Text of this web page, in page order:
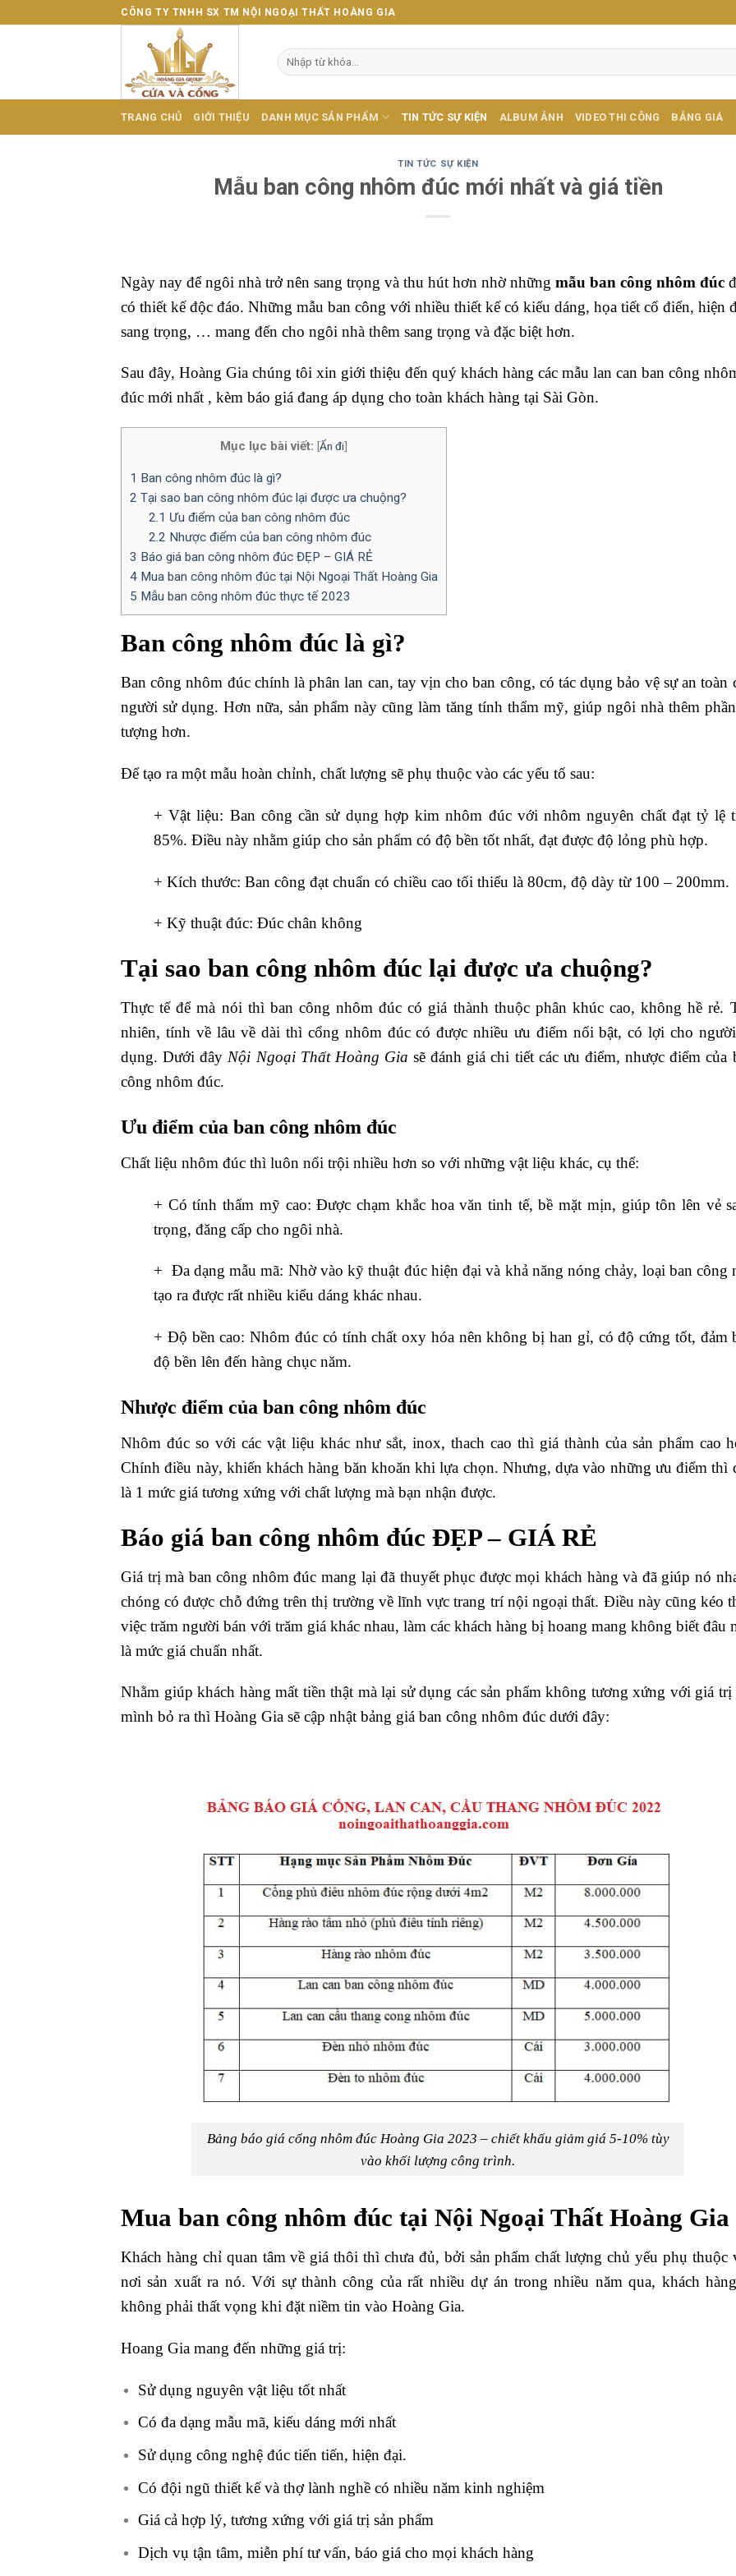
to
CÔNG TY TNHH SX TM NỘI NGOẠI THẤT HOÀNG GIA
Tìm
kiếm:
TRANG CHỦ GIỚI THIỆU DANH MỤC SẢN PHẨM TIN TỨC SỰ KIỆN ALBUM ẢNH VIDEO THI CÔNG BẢNG GIÁ
TIN TỨC SỰ KIỆN
Mẫu ban công nhôm đúc mới nhất và giá tiền
Ngày nay để ngôi nhà trở nên sang trọng và thu hút hơn nhờ những mẫu ban công nhôm đúc
có thiết kế độc đáo. Những mẫu ban công với nhiều thiết kế có kiểu dáng, họa tiết cổ điển, hiện
sang trọng, … mang đến cho ngôi nhà thêm sang trọng và đặc biệt hơn.
Sau đây, Hoàng Gia chúng tôi xin giới thiệu đến quý khách hàng các mẫu lan can ban công
đúc mới nhất , kèm báo giá đang áp dụng cho toàn khách hàng tại Sài Gòn.
Mục lục bài viết: [Ẩn đi]
1 Ban công nhôm đúc là gì?
2 Tại sao ban công nhôm đúc lại được ưa chuộng?
2.1 Ưu điểm của ban công nhôm đúc
2.2 Nhược điểm của ban công nhôm đúc
3 Báo giá ban công nhôm đúc ĐẸP – GIÁ RẺ
4 Mua ban công nhôm đúc tại Nội Ngoại Thất Hoàng Gia
5 Mẫu ban công nhôm đúc thực tế 2023
Ban công nhôm đúc là gì?
Ban công nhôm đúc chính là phân lan can, tay vịn cho ban công, có tác dụng bảo vệ sự an toàn
người sử dụng. Hơn nữa, sản phẩm này cũng làm tăng tính thẩm mỹ, giúp ngôi nhà thêm
tượng hơn.
Để tạo ra một mẫu hoàn chỉnh, chất lượng sẽ phụ thuộc vào các yếu tố sau:
+ Vật liệu: Ban công cần sử dụng hợp kim nhôm đúc với nhôm nguyên chất đạt tỷ lệ
85%. Điều này nhằm giúp cho sản phẩm có độ bền tốt nhất, đạt được độ lỏng phù hợp.
+ Kích thước: Ban công đạt chuẩn có chiều cao tối thiểu là 80cm, độ dày từ 100 – 200mm.
+ Kỹ thuật đúc: Đúc chân không
Tại sao ban công nhôm đúc lại được ưa chuộng?
Thực tế để mà nói thì ban công nhôm đúc có giá thành thuộc phân khúc cao, không hề rẻ.
nhiên, tính về lâu về dài thì cổng nhôm đúc có được nhiều ưu điểm nổi bật, có lợi cho
dụng. Dưới đây Nội Ngoại Thất Hoàng Gia sẽ đánh giá chi tiết các ưu điểm, nhược điểm của
công nhôm đúc.
Ưu điểm của ban công nhôm đúc
Chất liệu nhôm đúc thì luôn nổi trội nhiều hơn so với những vật liệu khác, cụ thể:
+ Có tính thẩm mỹ cao: Được chạm khắc hoa văn tinh tế, bề mặt mịn, giúp tôn lên vẻ
trọng, đăng cấp cho ngôi nhà.
+ Đa dạng mẫu mã: Nhờ vào kỹ thuật đúc hiện đại và khả năng nóng chảy, loại ban công
tạo ra được rất nhiều kiểu dáng khác nhau.
+ Độ bền cao: Nhôm đúc có tính chất oxy hóa nên không bị han gỉ, có độ cứng tốt, đảm
độ bền lên đến hàng chục năm.
Nhược điểm của ban công nhôm đúc
Nhôm đúc so với các vật liệu khác như sắt, inox, thach cao thì giá thành của sản phẩm cao
Chính điều này, khiến khách hàng băn khoăn khi lựa chọn. Nhưng, dựa vào những ưu điểm thì
là 1 mức giá tương xứng với chất lượng mà bạn nhận được.
Báo giá ban công nhôm đúc ĐẸP – GIÁ RẺ
Giá trị mà ban công nhôm đúc mang lại đã thuyết phục được mọi khách hàng và đã giúp nó
chóng có được chỗ đứng trên thị trường về lĩnh vực trang trí nội ngoại thất. Điều này cũng kéo
việc trăm người bán với trăm giá khác nhau, làm các khách hàng bị hoang mang không biết đâu
là mức giá chuẩn nhất.
Nhằm giúp khách hàng mất tiền thật mà lại sử dụng các sản phẩm không tương xứng với giá trị
mình bỏ ra thì Hoàng Gia sẽ cập nhật bảng giá ban công nhôm đúc dưới đây:
Bảng báo giá cổng nhôm đúc Hoàng Gia 2023 – chiết khấu giảm giá 5-10% tùy
vào khối lượng công trình.
Mua ban công nhôm đúc tại Nội Ngoại Thất Hoàng Gia
Khách hàng chỉ quan tâm về giá thôi thì chưa đủ, bởi sản phẩm chất lượng chủ yếu phụ thuộc
nơi sản xuất ra nó. Với sự thành công của rất nhiều dự án trong nhiều năm qua, khách
không phải thất vọng khi đặt niềm tin vào Hoàng Gia.
Hoang Gia mang đến những giá trị:
Sử dụng nguyên vật liệu tốt nhất
Có đa dạng mẫu mã, kiểu dáng mới nhất
Sử dụng công nghệ đúc tiến tiến, hiện đại.
Có đội ngũ thiết kế và thợ lành nghề có nhiều năm kinh nghiệm
Giá cả hợp lý, tương xứng với giá trị sản phẩm
Dịch vụ tận tâm, miễn phí tư vấn, báo giá cho mọi khách hàng